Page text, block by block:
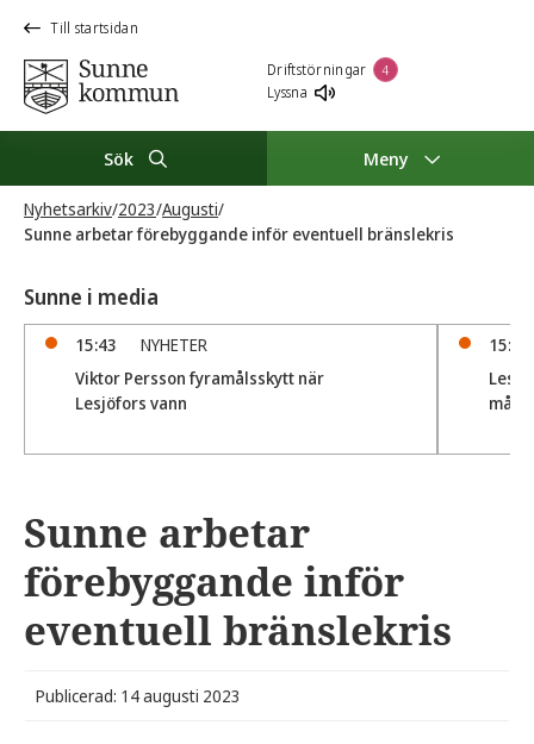
Till startsidan
Driftstörningar 4
Lyssna
Sök Meny
Nyhetsarkiv/2023/Augusti/
Sunne arbetar förebyggande inför eventuell bränslekris
Sunne i media
15:43
NYHETER
Viktor Persson fyramålsskytt när
Lesjöfors vann
15:41
Sunne arbetar
förebyggande inför
eventuell bränslekris
Publicerad: 14 augusti 2023